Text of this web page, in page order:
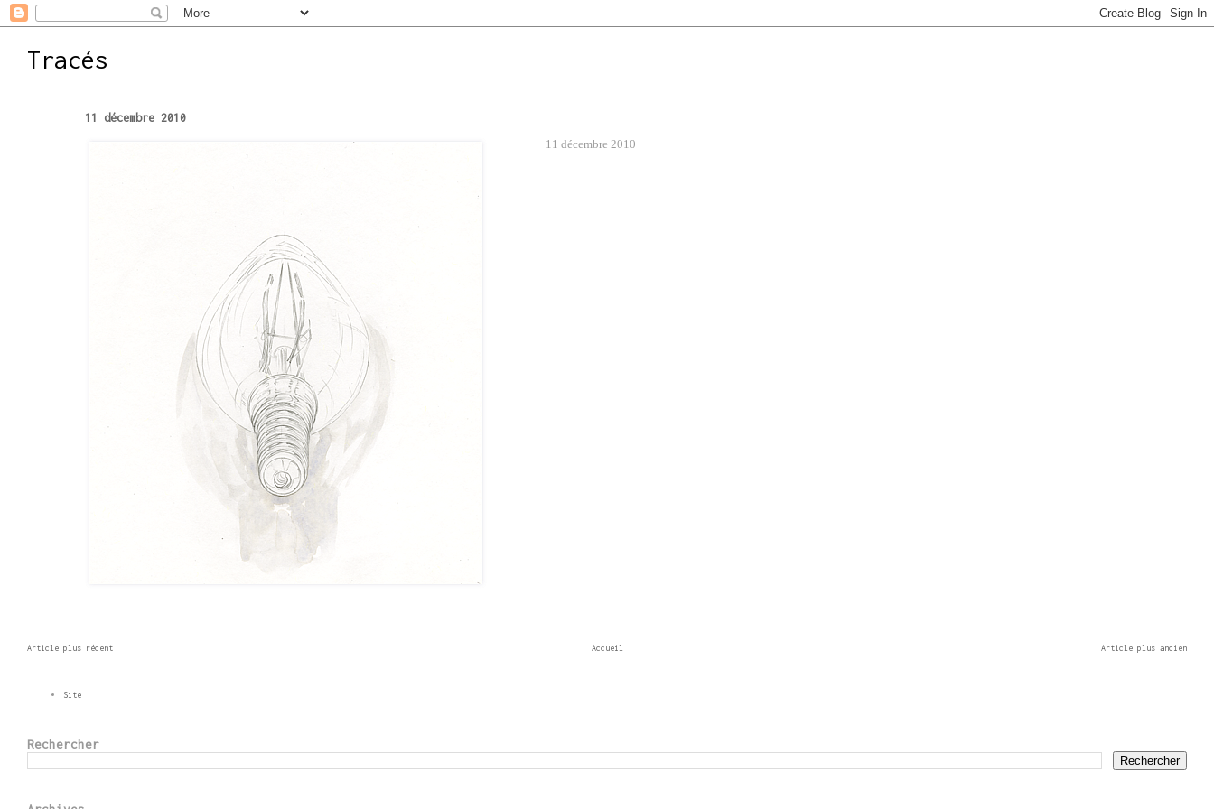
Tracés
11 décembre 2010
11 décembre 2010
Article plus récent Article plus ancien
Accueil
Site
Rechercher